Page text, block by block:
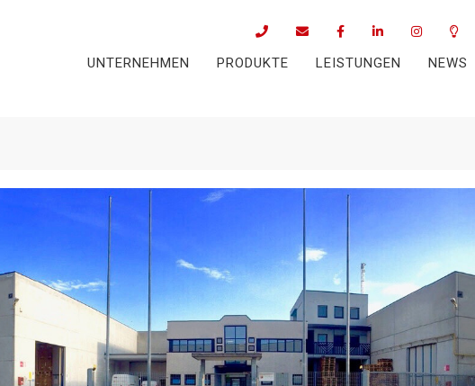
UNTERNEHMEN PRODUKTE LEISTUNGEN NEWS